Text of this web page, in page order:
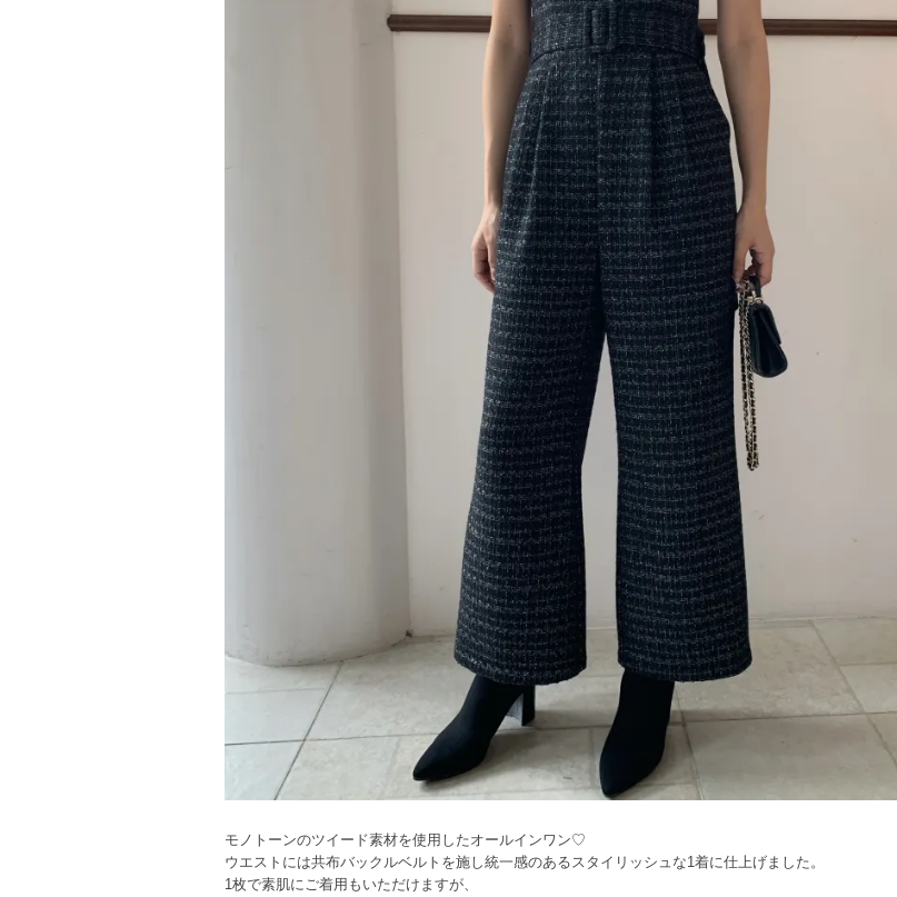
モノトーンのツイード素材を使用したオールインワン♡
ウエストには共布バックルベルトを施し統一感のあるスタイリッシュな1着に仕上げました。
1枚で素肌にご着用もいただけますが、